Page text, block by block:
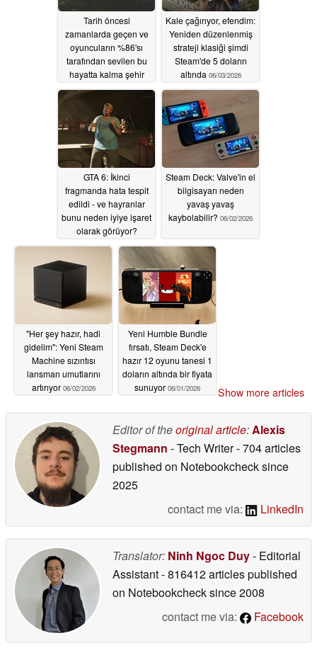
Tarih öncesi
zamanlarda geçen ve
oyuncuların %86'sı
tarafından sevilen bu
hayatta kalma şehir
kurma oyunu Steam'de
%50 indirimli
Kale çağırıyor, efendim:
Yeniden düzenlenmiş
strateji klasiği şimdi
Steam'de 5 doların
altında 06/03/2026
GTA 6: İkinci
fragmanda hata tespit
edildi - ve hayranlar
bunu neden iyiye işaret
olarak görüyor?
06/02/2026
Steam Deck: Valve'in el
bilgisayarı neden
yavaş yavaş
kaybolabilir? 06/02/2026
"Her şey hazır, hadi
gidelim": Yeni Steam
Machine sızıntısı
lansman umutlarını
artırıyor 06/02/2026
Yeni Humble Bundle
fırsatı, Steam Deck'e
hazır 12 oyunu tanesi 1
doların altında bir fiyata
sunuyor 06/01/2026 Show more articles
Editor of theoriginal article:Alexis
Stegmann - Tech Writer- 704 articles
published on Notebookchecksince
2025
contact me via:
LinkedIn
Translator: Ninh Ngoc Duy- Editorial
Assistant- 816412 articles published
on Notebookchecksince 2008
contact me via:
Facebook